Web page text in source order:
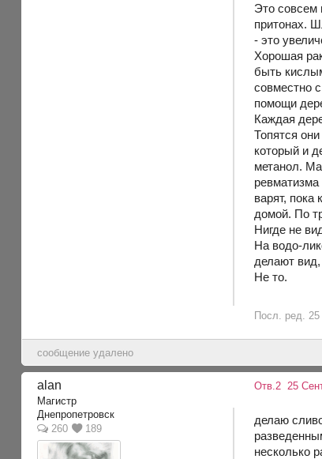
Это совсем
притонах.
- это
Хорошая
быть
совместно
помощи
Каждая
Топятся
который и
метанол.
ревматизма
варят,
домой. По
Нигде не
На водо-
делают вид,
Не то.
Посл. ред. 25
сообщение удалено
alan
Магистр
Днепропетровск
260
189
Отв.2 25
делаю
несколько